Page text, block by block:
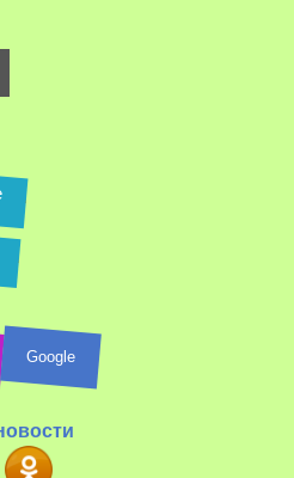
Google